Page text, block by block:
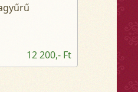
12 200,- Ft